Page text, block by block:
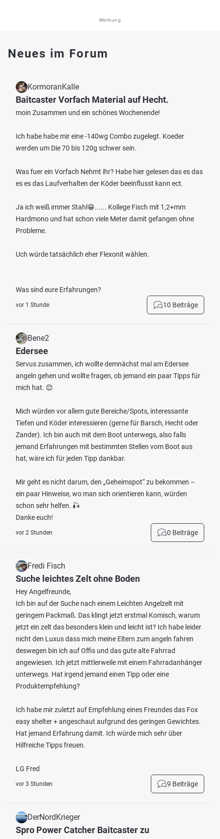
Werbung
Neues im Forum
KormoranKalle
Baitcaster Vorfach Material auf Hecht.
moin Zusammen und ein schönes Wochenende!
Ich habe habe mir eine -140wg Combo zugelegt. Koeder
werden um Die 70 bis 120g schwer sein.
Was fuer ein Vorfach Nehmt ihr? Habe hier gelesen das es das
es es das Laufverhalten der Köder beeinflusst kann ect.
Ja ich weiß immer Stahl😁...... Kollege Fisch mit 1,2+mm
Hardmono und hat schon viele Meter damit gefangen ohne
Probleme.
Uch würde tatsächlich eher Flexonit wählen.
Was sind eure Erfahrungen?
vor 1 Stunde 10 Beiträge
Bene2
Edersee
Servus zusammen, ich wollte demnächst mal am Edersee
angeln gehen und wollte fragen, ob jemand ein paar Tipps für
mich hat. 😊
Mich würden vor allem gute Bereiche/Spots, interessante
Tiefen und Köder interessieren (gerne für Barsch, Hecht oder
Zander). Ich bin auch mit dem Boot unterwegs, also falls
jemand Erfahrungen mit bestimmten Stellen vom Boot aus
hat, wäre ich für jeden Tipp dankbar.
Mir geht es nicht darum, den „Geheimspot“ zu bekommen –
ein paar Hinweise, wo man sich orientieren kann, würden
schon sehr helfen. 🎣
Danke euch!
vor 2 Stunden 0 Beiträge
Fredi Fisch
Suche leichtes Zelt ohne Boden
Hey Angelfreunde,
Ich bin auf der Suche nach einem Leichten Angelzelt mit
geringem Packmaß. Das klingt jetzt erstmal Komisch, warum
jetzt ein zelt das besonders klein und leicht ist? Ich habe leider
nicht den Luxus dass mich meine Eltern zum angeln fahren
deswegen bin ich auf Offis und das gute alte Fahrrad
angewiesen. Ich jetzt mittlerweile mit einem Fahrradanhänger
unterwegs. Hat irgend jemand einen Tipp oder eine
Produktempfehlung?
Ich habe mir zuletzt auf Empfehlung eines Freundes das Fox
easy shelter + angeschaut aufgrund des geringen Gewichtes.
Hat jemand Erfahrung damit. Ich würde mich sehr über
Hilfreiche Tipps freuen.
LG Fred
vor 3 Stunden 9 Beiträge
DerNordKrieger
Spro Power Catcher Baitcaster zu